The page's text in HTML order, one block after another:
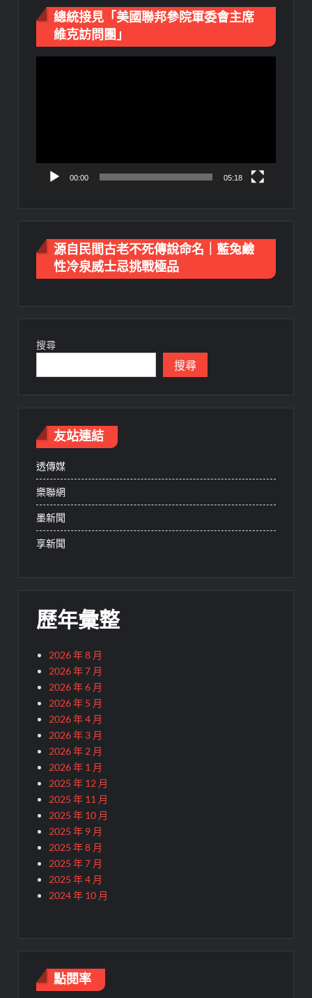
總統接見「美國聯邦參院軍委會主席
維克訪問團」
00:00 05:18
源自民間古老不死傳說命名｜藍兔鹼
性冷泉威士忌挑戰極品
搜尋
搜尋
友站連結
透傳媒
樂聯網
墨新聞
享新聞
歷年彙整
2026 年 8 月
2026 年 7 月
2026 年 6 月
2026 年 5 月
2026 年 4 月
2026 年 3 月
2026 年 2 月
2026 年 1 月
2025 年 12 月
2025 年 11 月
2025 年 10 月
2025 年 9 月
2025 年 8 月
2025 年 7 月
2025 年 4 月
2024 年 10 月
點閱率